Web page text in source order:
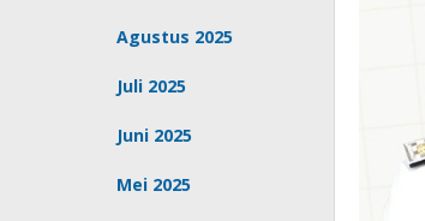
Agustus 2025
Juli 2025
Juni 2025
Mei 2025